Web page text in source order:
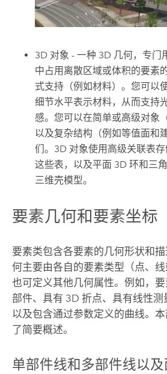
3D 对象 - 一种 3D 几何，专门
中占用离散区域或体积的要素
式支持（例如材料）。您可以
细节水平表示材料，从而支持
感。您可以在简单或高级对象
以及复杂结构（例如等值面和
们。3D 对象使用高级关联表存
这些表，以及平面 3D 环和三
三维壳模型。
要素几何和要素坐标
要素类包含各要素的几何形状和
何主要由各自的要素类型（点、线
也可定义其他几何属性。例如，
部件、具有 3D 折点、具有线性测
以及包含通过参数定义的曲线。
了简要概述。
单部件线和多部件线以及